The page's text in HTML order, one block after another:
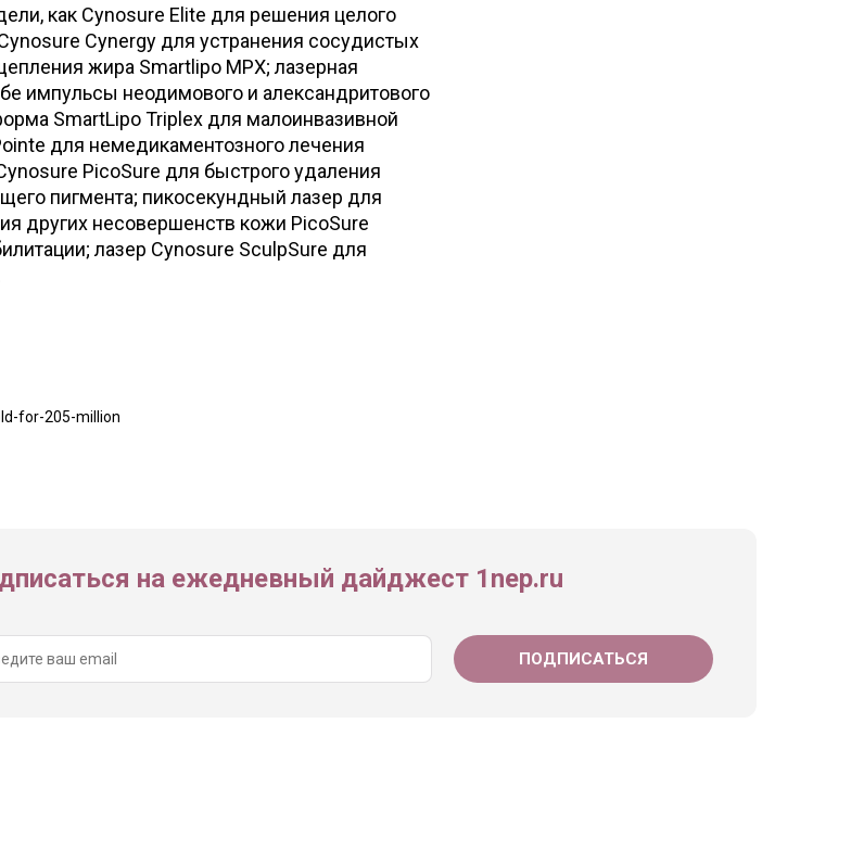
как Cynosure Elite для решения целого
Cynergy для устранения сосудистых
жира Smartlipo MPX; лазерная
импульсы неодимового и александритового
SmartLipo Triplex для малоинвазивной
для немедикаментозного лечения
PicoSure для быстрого удаления
пигмента; пикосекундный лазер для
других несовершенств кожи PicoSure
лазер Cynosure SculpSure для
for-205-million
на ежедневный дайджест 1nep.ru